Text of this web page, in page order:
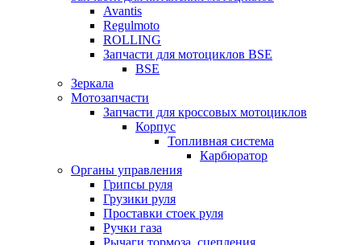
Avantis
Regulmoto
ROLLING
Запчасти для мотоциклов BSE
BSE
Зеркала
Мотозапчасти
Запчасти для кроссовых мотоциклов
Корпус
Топливная система
Карбюратор
Органы управления
Грипсы руля
Грузики руля
Проставки стоек руля
Ручки газа
Рычаги тормоза, сцепления